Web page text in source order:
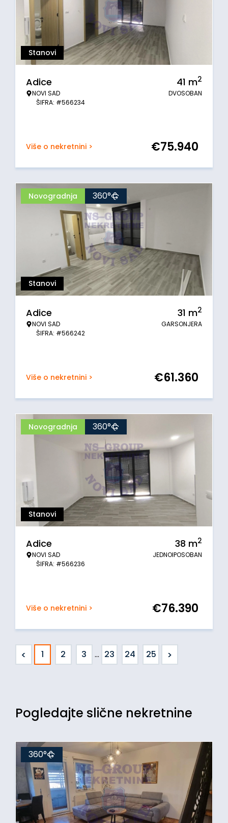
Stanovi
Adice
NOVI SAD
ŠIFRA: #566234
41 m2
DVOSOBAN
Više o nekretnini > €75.940
Stanovi
Novogradnja 360°
Adice
NOVI SAD
ŠIFRA: #566242
31 m2
GARSONJERA
Više o nekretnini > €61.360
Stanovi
Novogradnja 360°
Adice
NOVI SAD
ŠIFRA: #566236
38 m2
JEDNOIPOSOBAN
Više o nekretnini > €76.390
< 1 2 3 ... 23 24 25 >
Pogledajte slične nekretnine
360°